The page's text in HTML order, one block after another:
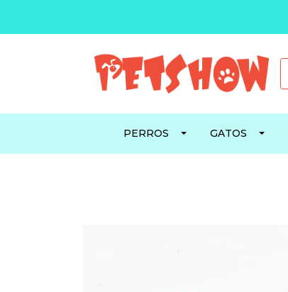
PERROS GATOS